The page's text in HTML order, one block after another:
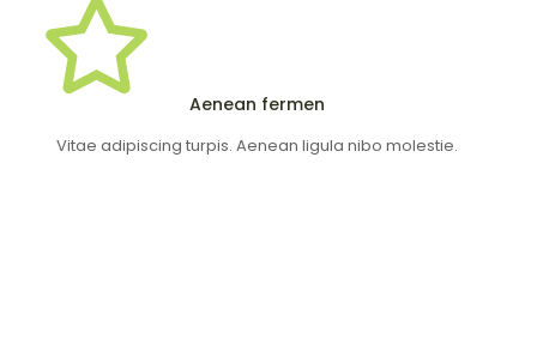
Aenean fermen
Vitae adipiscing turpis. Aenean ligula nibo molestie.